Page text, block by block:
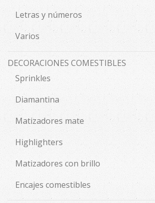
Letras y números
Varios
DECORACIONES COMESTIBLES
Sprinkles
Diamantina
Matizadores mate
Highlighters
Matizadores con brillo
Encajes comestibles